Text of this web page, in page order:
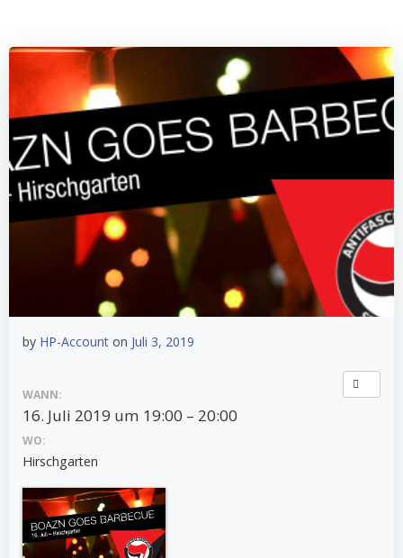
by HP-Account on Juli 3, 2019
WANN:
16. Juli 2019 um 19:00 – 20:00
WO:
Hirschgarten